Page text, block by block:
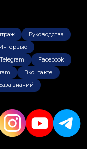
Руководства
Telegram
Facebook
Вконтакте
знаний